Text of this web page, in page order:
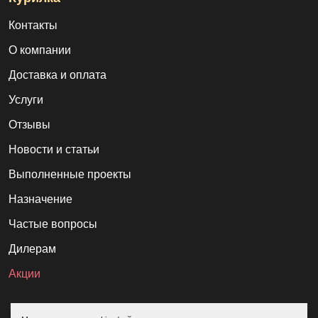
Владимирской области
Контакты
О компании
Доставка и оплата
Услуги
Отзывы
Новости и статьи
Выполненные проекты
Назначение
Частые вопросы
Дилерам
Акции